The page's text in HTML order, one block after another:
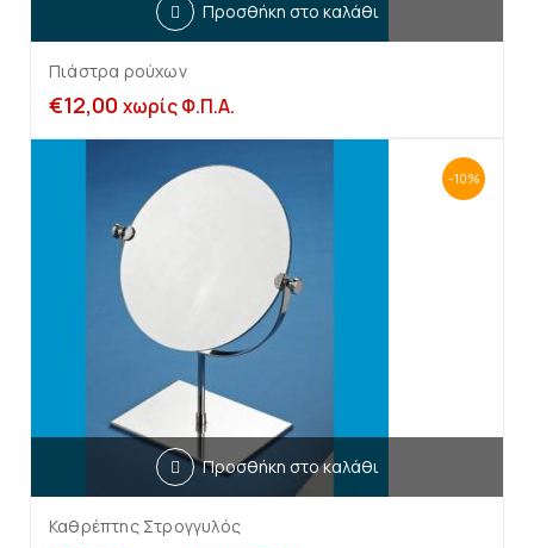
Προσθήκη στο καλάθι
Πιάστρα ρούχων
€12,00 χωρίς Φ.Π.Α.
-10%
Προσθήκη στο καλάθι
Καθρέπτης Στρογγυλός